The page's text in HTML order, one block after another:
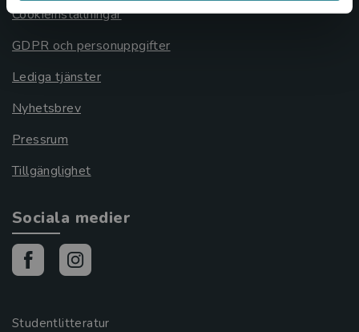
Cookieinställningar
GDPR och personuppgifter
Lediga tjänster
Nyhetsbrev
Pressrum
Tillgänglighet
Sociala medier
Studentlitteratur